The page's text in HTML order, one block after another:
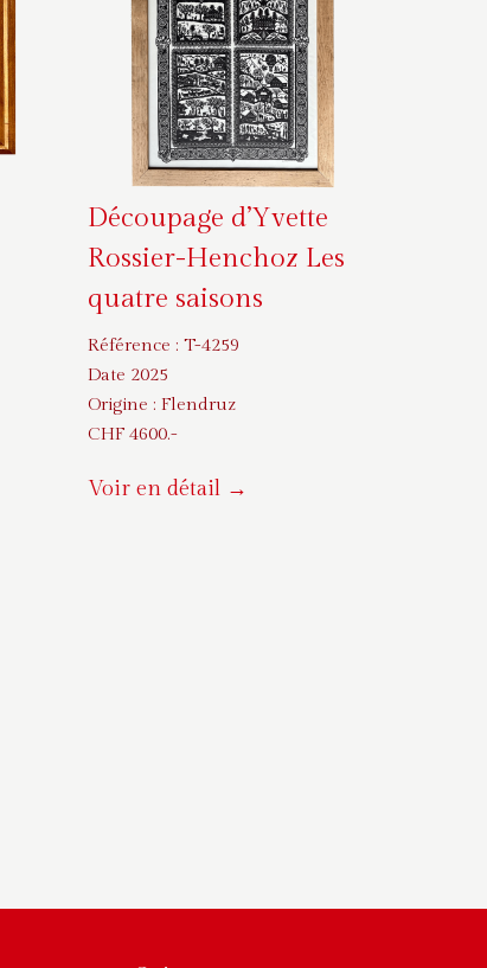
Découpage d’Yvette
Rossier-Henchoz Les
quatre saisons
Référence : T-4259
Date 2025
Origine : Flendruz
CHF 4600.-
Voir en détail →